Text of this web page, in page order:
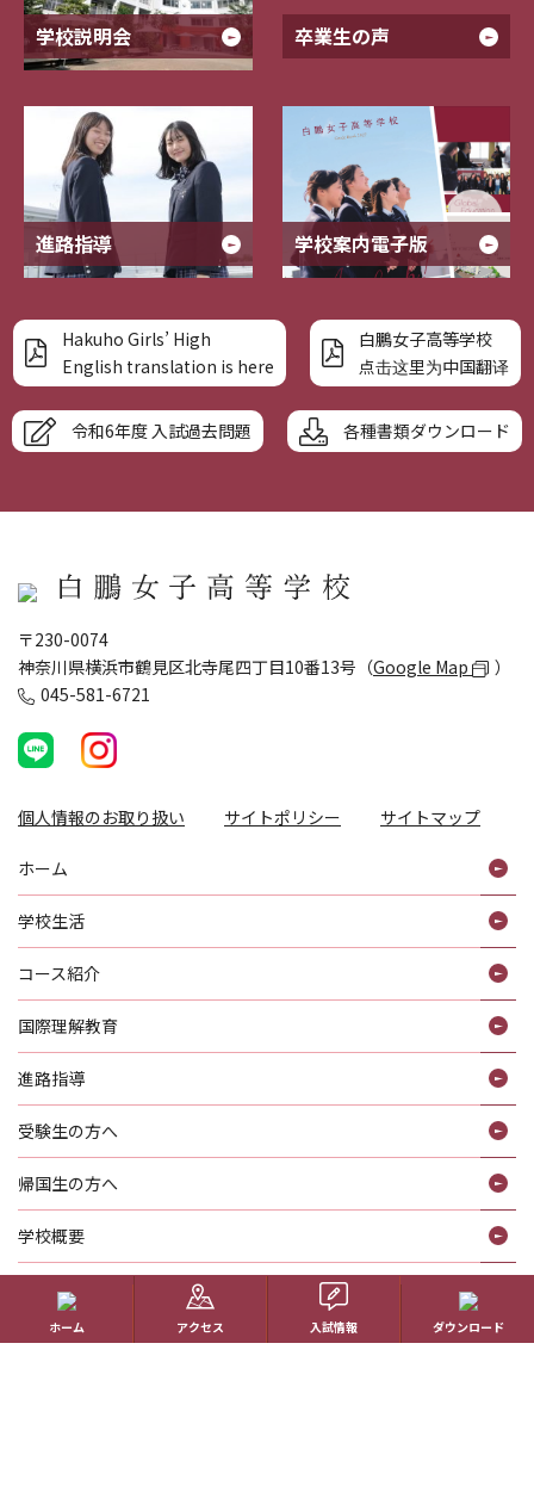
学校説明会 卒業生の声
進路指導 学校案内電子版
Hakuho Girls’ High
English translation is here
白鵬女子高等学校
点击这里为中国翻译
令和6年度 入試過去問題 各種書類ダウンロード
〒230-0074
神奈川県横浜市鶴見区北寺尾四丁目10番13号（Google Map
）
045-581-6721
個人情報のお取り扱い サイトポリシー サイトマップ
ホーム
学校生活
コース紹介
国際理解教育
進路指導
受験生の方へ
帰国生の方へ
学校概要
在校生の方へ
ホーム アクセス 入試情報 ダウンロード